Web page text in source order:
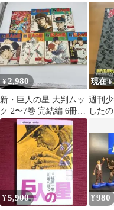
¥2,980
新・巨人の星 大判ムッ
ク 2〜7巻 完結編 6冊 /
月刊SFビック 創刊2号
現在 ¥
週刊
した
年
¥5,900 ¥980